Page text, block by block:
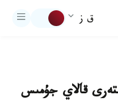
ق ز
قالاي جۇمىس